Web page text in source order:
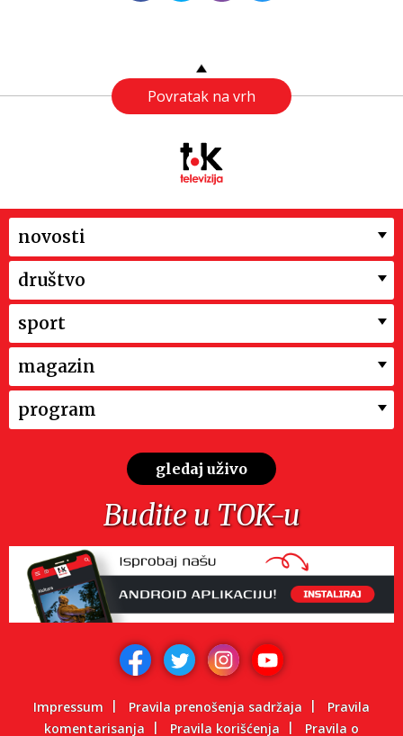
Povratak na vrh
novosti
društvo
sport
magazin
program
gledaj uživo
Budite u TOK-u
Impressum Pravila prenošenja sadržaja
Pravila
komentarisanja
Pravila korišćenja Pravila o